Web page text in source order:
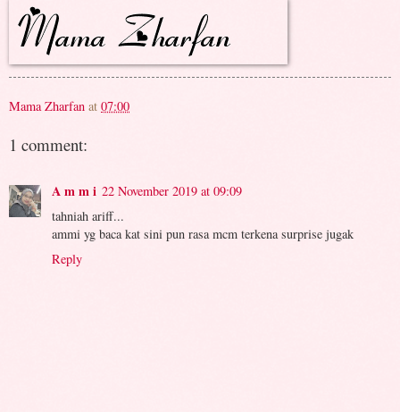
Mama Zharfan at 07:00
1 comment:
A m m i 22 November 2019 at 09:09
tahniah ariff...
ammi yg baca kat sini pun rasa mcm terkena surprise jugak
Reply